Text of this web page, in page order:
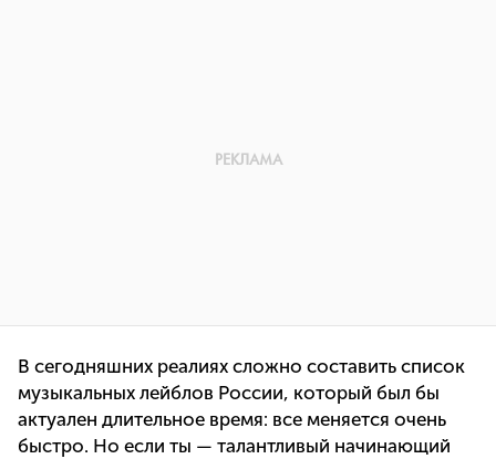
В сегодняшних реалиях сложно составить список
музыкальных лейблов России, который был бы
актуален длительное время: все меняется очень
быстро. Но если ты — талантливый начинающий